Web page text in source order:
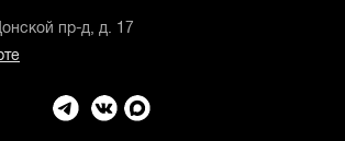
пр-д, д. 17